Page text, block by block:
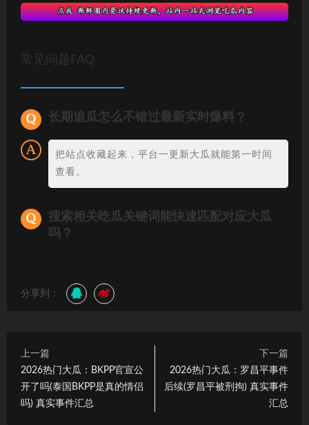
常见问题FAQ
长期追瓜怎么不错过最新实时爆料？
把站点收藏起来，平台一更新大瓜就能第一时间
查看。
搜索相关吃瓜关键词能快速匹配对应大瓜
吗？
分享到：
上一篇
2026热门大瓜：BKPP官宣公
开了吗(泰国BKPP是真的情侣
吗) 真实事件汇总
下一篇
2026热门大瓜：罗昌平事件
后续(罗昌平被刑拘) 真实事件
汇总